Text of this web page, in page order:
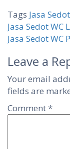
Tags Jasa
Post
Jasa Sedot
Jasa Sedot
Leave a
Your email
fields are
Comment*